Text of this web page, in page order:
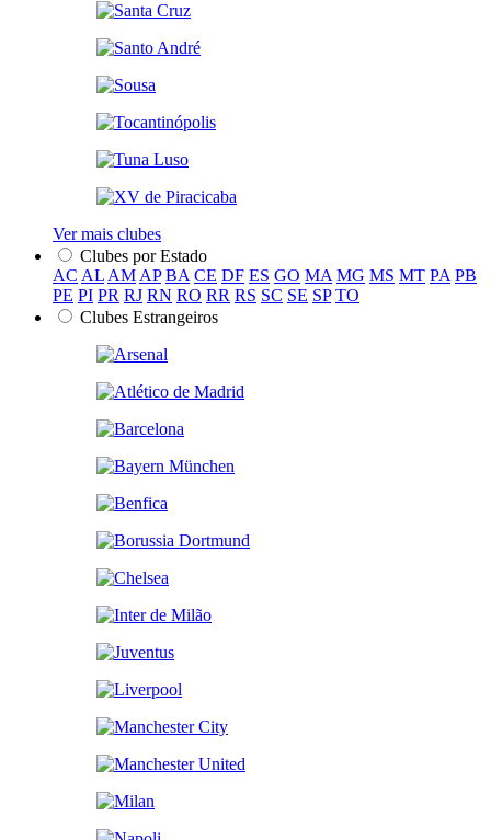
Ver mais clubes
Clubes por Estado
AC AL AM AP BA CE DF ES GO MA MG MS MT PA PB
PE PI PR RJ RN RO RR RS SC SE SP TO
Clubes Estrangeiros